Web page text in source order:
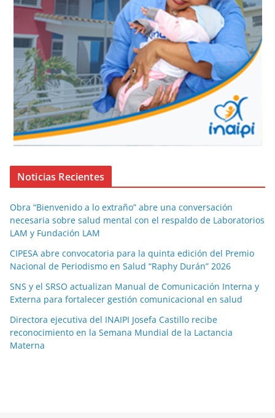
Noticias Recientes
Obra “Bienvenido a lo extraño” abre una conversación
necesaria sobre salud mental con el respaldo de Laboratorios
LAM y Fundación LAM
CIPESA abre convocatoria para la quinta edición del Premio
Nacional de Periodismo en Salud “Raphy Durán” 2026
SNS y el SRSO actualizan Manual de Comunicación Interna y
Externa para fortalecer gestión comunicacional en salud
Directora ejecutiva del INAIPI Josefa Castillo recibe
reconocimiento en la Semana Mundial de la Lactancia
Materna